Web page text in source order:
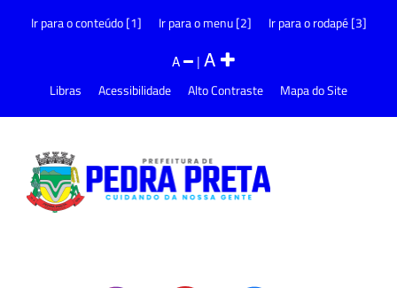
Ir para o conteúdo [1] Ir para o menu [2] Ir para o rodapé [3]
A |A
Libras Acessibilidade Alto Contraste Mapa do Site